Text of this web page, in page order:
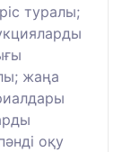
туралы;
жаңа
оқу